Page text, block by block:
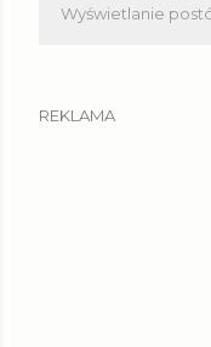
s
Wyświetlanie
REKLAMA